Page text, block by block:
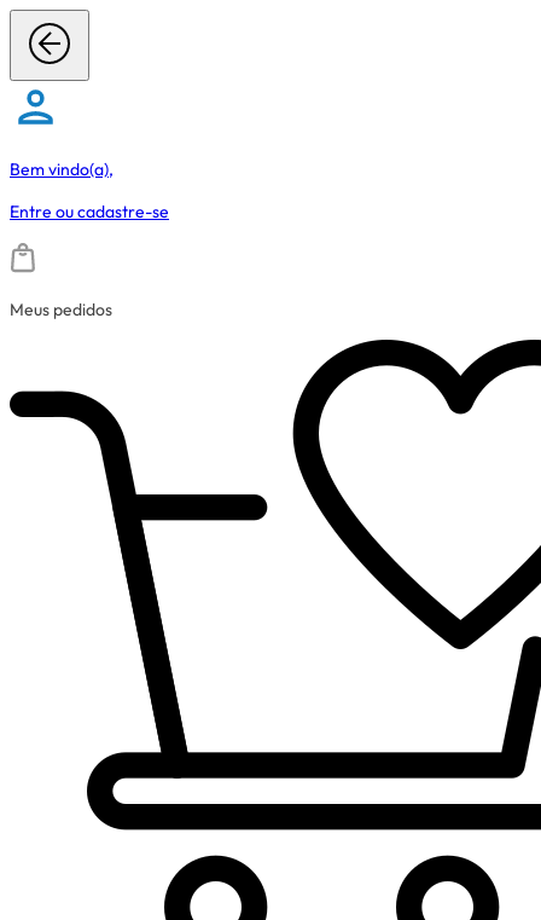
Bem vindo(a),
Entre oucadastre-se
Meus pedidos